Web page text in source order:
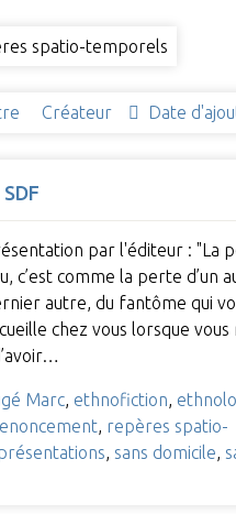
spatio-temporels
Créateur Date
par l'éditeur : "La
c’est comme la perte d’un
autre, du fantôme qui
chez vous lorsque
Marc ethnofiction
repères spatio-
sans domicile